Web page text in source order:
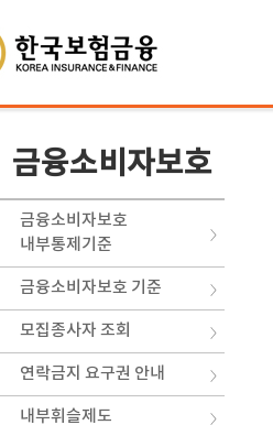
금융소비자보호
금융소비자보호
내부통제기준
금융소비자보호 기준
모집종사자 조회
연락금지 요구권 안내
내부휘슬제도